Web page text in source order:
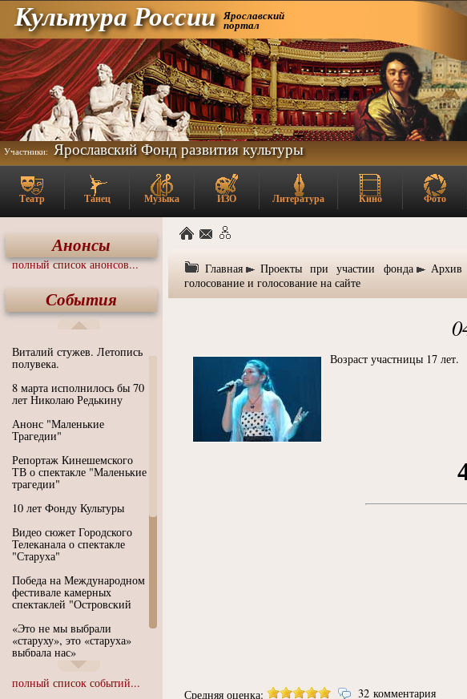
Культура России Ярославский
портал
Участники: Ярославский Фонд развития культуры
Театр Танец Музыка ИЗО Литература Кино Фото
Анонсы
полный список анонсов...
События
Виталий стужев. Летопись
полувека.
8 марта исполнилось бы 70
лет Николаю Редькину
Анонс "Маленькие
Трагедии"
Репортаж Кинешемского
ТВ о спектакле "Маленькие
трагедии"
10 лет Фонду Культуры
Видео сюжет Городского
Телеканала о спектакле
"Старуха"
Победа на Международном
фестивале камерных
спектаклей "Островский
«Это не мы выбрали
«старуху», это «старуха»
выбрала нас»
Иммерсивный спектакль
"Язык чистого полета
полный список событий...
Главная Проекты при участии фонда Архив
голосование и голосование на сайте
Возраст участницы 17 лет.
Средняя оценка: 32 комментария